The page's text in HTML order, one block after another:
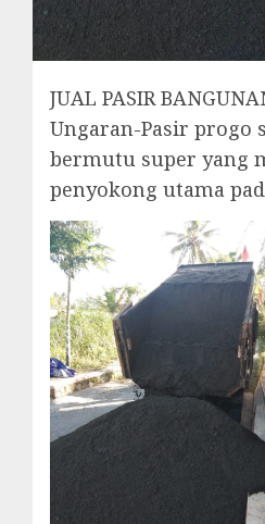
JUAL PASIR
Ungaran-Pasir progo
bermutu super yang
penyokong utama